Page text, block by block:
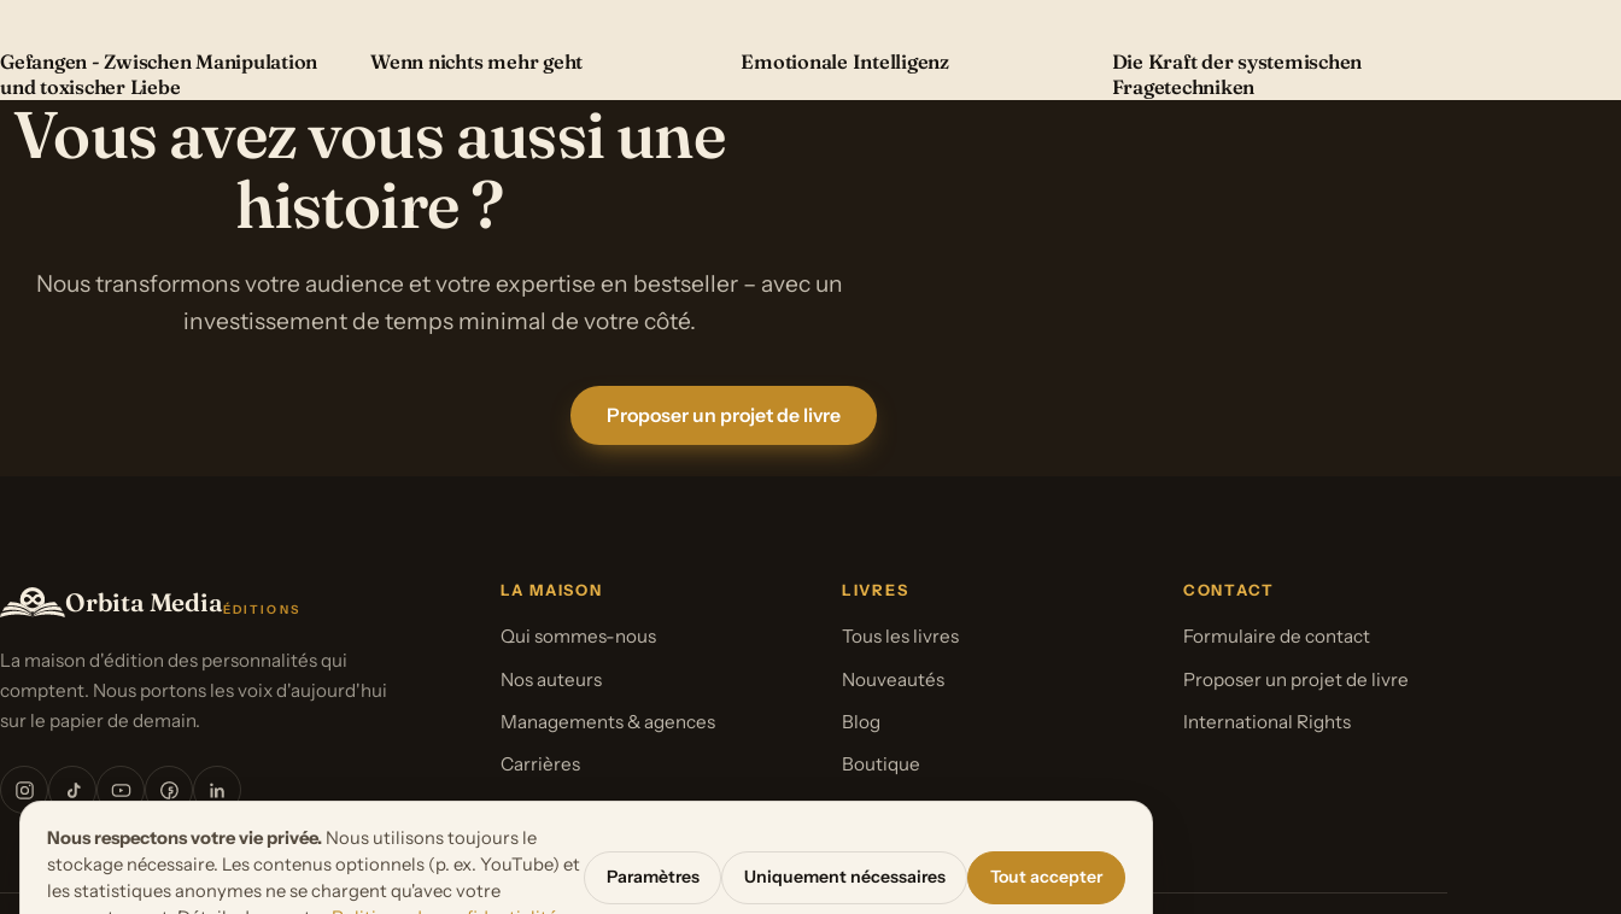
Gefangen - Zwischen Manipulation
und toxischer Liebe
Wenn nichts mehr geht Emotionale Intelligenz
Die Kraft der systemischen
Fragetechniken
Vous avez vous aussi une
histoire ?
Nous transformons votre audience et votre expertise en bestseller – avec un
investissement de temps minimal de votre côté.
Proposer un projet de livre
Orbita MediaÉDITIONS
La maison d'édition des personnalités qui
comptent. Nous portons les voix d'aujourd'hui
sur le papier de demain.
LA MAISON
Qui sommes-nous
Nos auteurs
Managements & agences
Carrières
Presse
LIVRES
Tous les livres
Nouveautés
Blog
Boutique
Pour les librairies
CONTACT
Formulaire de contact
Proposer un projet de livre
International Rights
Nous respectons votre vie privée. Nous utilisons toujours le
stockage nécessaire. Les contenus optionnels (p. ex. YouTube) et
les statistiques anonymes ne se chargent qu'avec votre
Paramètres Uniquement nécessaires Tout accepter